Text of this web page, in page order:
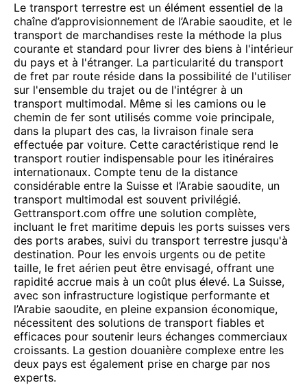
Le transport terrestre est un élément essentiel de la
chaîne d’approvisionnement de l’Arabie saoudite, et le
transport de marchandises reste la méthode la plus
courante et standard pour livrer des biens à l'intérieur
du pays et à l'étranger. La particularité du transport
de fret par route réside dans la possibilité de l'utiliser
sur l'ensemble du trajet ou de l'intégrer à un
transport multimodal. Même si les camions ou le
chemin de fer sont utilisés comme voie principale,
dans la plupart des cas, la livraison finale sera
effectuée par voiture. Cette caractéristique rend le
transport routier indispensable pour les itinéraires
internationaux. Compte tenu de la distance
considérable entre la Suisse et l’Arabie saoudite, un
transport multimodal est souvent privilégié.
Gettransport.com offre une solution complète,
incluant le fret maritime depuis les ports suisses vers
des ports arabes, suivi du transport terrestre jusqu'à
destination. Pour les envois urgents ou de petite
taille, le fret aérien peut être envisagé, offrant une
rapidité accrue mais à un coût plus élevé. La Suisse,
avec son infrastructure logistique performante et
l’Arabie saoudite, en pleine expansion économique,
nécessitent des solutions de transport fiables et
efficaces pour soutenir leurs échanges commerciaux
croissants. La gestion douanière complexe entre les
deux pays est également prise en charge par nos
experts.